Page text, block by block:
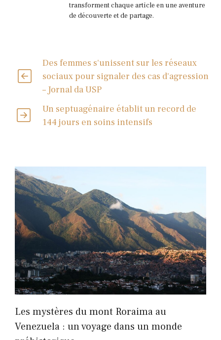
transforment chaque article en une aventure
de découverte et de partage.
Des femmes s'unissent sur les réseaux
sociaux pour signaler des cas d'agression
– Jornal da USP
Un septuagénaire établit un record de
144 jours en soins intensifs
Les mystères du mont Roraima au
Venezuela : un voyage dans un monde